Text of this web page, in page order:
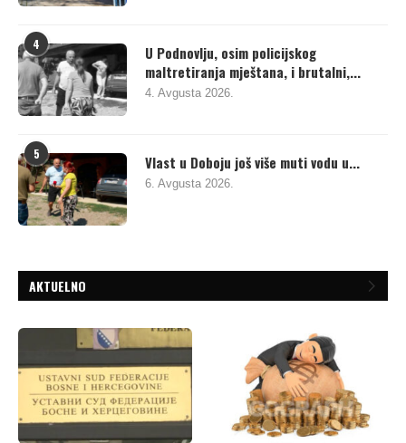
4
U Podnovlju, osim policijskog
maltretiranja mještana, i brutalni,...
4. Avgusta 2026.
5 Vlast u Doboju još više muti vodu u...
6. Avgusta 2026.
AKTUELNO